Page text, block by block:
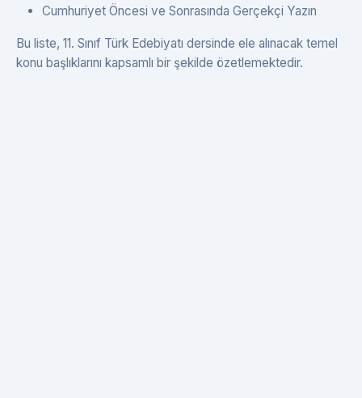
Cumhuriyet Öncesi ve Sonrasında Gerçekçi Yazın
Bu liste, 11. Sınıf Türk Edebiyatı dersinde ele alınacak temel
konu başlıklarını kapsamlı bir şekilde özetlemektedir.